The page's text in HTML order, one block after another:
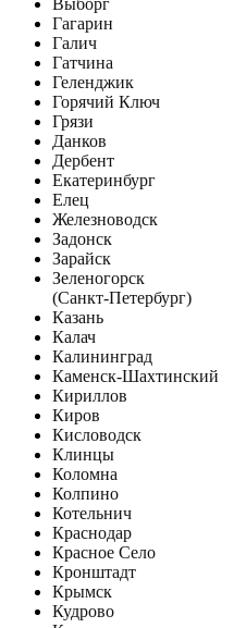
Выборг
Гагарин
Галич
Гатчина
Геленджик
Горячий Ключ
Грязи
Данков
Дербент
Екатеринбург
Елец
Железноводск
Задонск
Зарайск
Зеленогорск
(Санкт-Петербург)
Казань
Калач
Калининград
Каменск-Шахтинский
Кириллов
Киров
Кисловодск
Клинцы
Коломна
Колпино
Котельнич
Краснодар
Красное Село
Кронштадт
Крымск
Кудрово